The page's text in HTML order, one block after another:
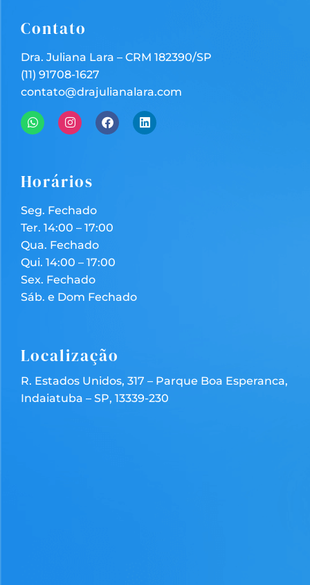
Contato
Dra. Juliana Lara – CRM 182390/SP
(11) 91708-1627
contato@drajulianalara.com
Horários
Seg. Fechado
Ter. 14:00 – 17:00
Qua. Fechado
Qui. 14:00 – 17:00
Sex. Fechado
Sáb. e Dom Fechado
Localização
R. Estados Unidos, 317 – Parque Boa Esperanca,
Indaiatuba – SP, 13339-230